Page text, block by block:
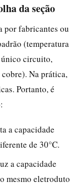
da seção
por fabricantes ou
(temperatura
único circuito,
Na prática,
Portanto, é
:
a capacidade
de 30°C.
a capacidade
mesmo eletroduto